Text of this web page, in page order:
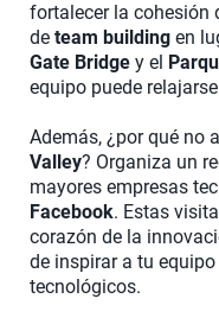
fortalecer la cohesión
de team building en
Gate Bridge y el
equipo puede
Además, ¿por qué no
Valley? Organiza un
mayores empresas
Facebook. Estas
corazón de la
de inspirar a tu
tecnológicos.